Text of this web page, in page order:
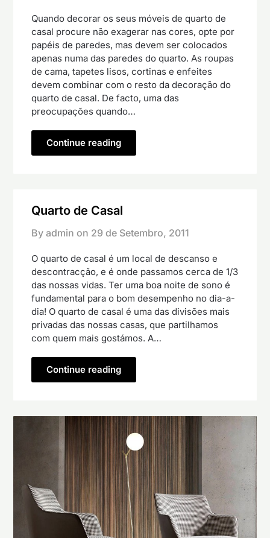
Quando decorar os seus móveis de quarto de
casal procure não exagerar nas cores, opte por
papéis de paredes, mas devem ser colocados
apenas numa das paredes do quarto. As roupas
de cama, tapetes lisos, cortinas e enfeites
devem combinar com o resto da decoração do
quarto de casal. De facto, uma das
preocupações quando…
Continue reading
Quarto de Casal
By admin on 29 de Setembro, 2011
O quarto de casal é um local de descanso e
descontracção, e é onde passamos cerca de 1/3
das nossas vidas. Ter uma boa noite de sono é
fundamental para o bom desempenho no dia-a-
dia! O quarto de casal é uma das divisões mais
privadas das nossas casas, que partilhamos
com quem mais gostámos. A…
Continue reading